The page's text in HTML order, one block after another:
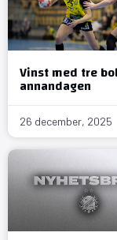
Vinst med tre
annandagen
26 december, 2025